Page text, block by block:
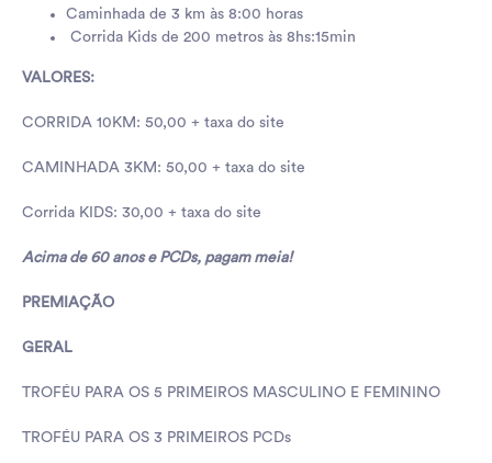
Caminhada de 3 km às 8:00 horas
Corrida Kids de 200 metros às 8hs:15min
VALORES:
CORRIDA 10KM: 50,00 + taxa do site
CAMINHADA 3KM: 50,00 + taxa do site
Corrida KIDS: 30,00 + taxa do site
Acima de 60 anos e PCDs, pagam meia!
PREMIAÇÃO
GERAL
TROFÉU PARA OS 5 PRIMEIROS MASCULINO E FEMININO
TROFÉU PARA OS 3 PRIMEIROS PCDs